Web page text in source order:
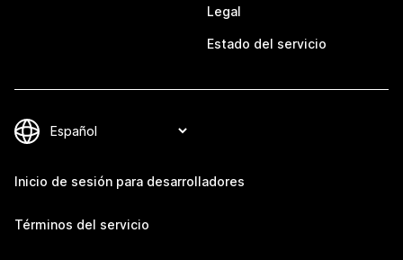
Legal
Estado del servicio
Inicio de sesión para desarrolladores
Términos del servicio